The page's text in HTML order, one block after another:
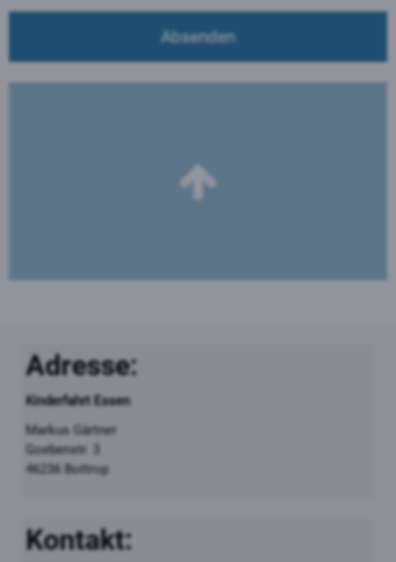
Absenden
Adresse:
Kinderfahrt Essen
Markus Gärtner
Goebenstr. 3
46236 Bottrop
Kontakt: